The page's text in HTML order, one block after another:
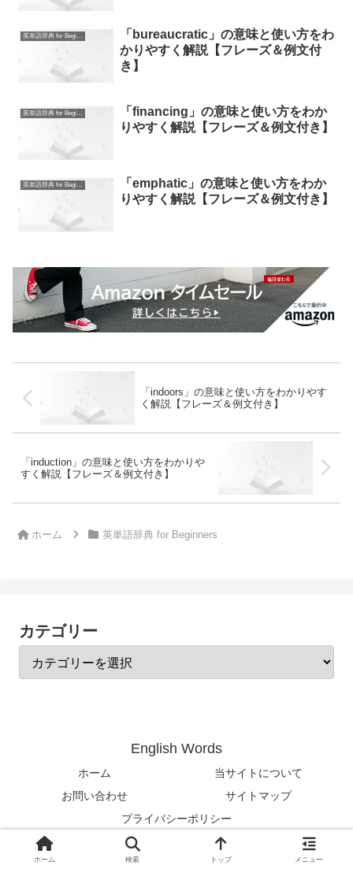
英単語辞典 for Beginners
「bureaucratic」の意味と使い方をわ
かりやすく解説【フレーズ＆例文付
き】
英単語辞典 for Beginners
「financing」の意味と使い方をわか
りやすく解説【フレーズ＆例文付き】
英単語辞典 for Beginners
「emphatic」の意味と使い方をわか
りやすく解説【フレーズ＆例文付き】
「indoors」の意味と使い方をわかりやす
く解説【フレーズ＆例文付き】
「induction」の意味と使い方をわかりや
すく解説【フレーズ＆例文付き】
ホーム 英単語辞典 for Beginners
カテゴリー
English Words
ホーム
当サイトについて
お問い合わせ
サイトマップ
プライバシーポリシー
© 2024-2026 English Words.
ホーム 検索 トップ メニュー